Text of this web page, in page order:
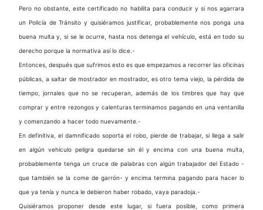
Pero no obstante, este certificado no habilita para conducir y si nos agarrara
un Policía de Tránsito y quisiéramos justificar, probablemente nos ponga una
buena multa y, si se le ocurre, hasta nos detenga el vehículo, está en todo su
derecho porque la normativa así lo dice.-
Entonces, después que sufrimos esto es que empezamos a recorrer las oficinas
públicas, a saltar de mostrador en mostrador, es otro tema viejo, la pérdida de
tiempo, jornales que no se recuperan, además de los timbres que hay que
comprar y entre rezongos y calenturas terminamos pagando en una ventanilla
y comenzando a hacer todo nuevamente.-
En definitiva, el damnificado soporta el robo, pierde de trabajar, si llega a salir
en algún vehículo peligra quedarse sin él y encima con una buena multa,
probablemente tenga un cruce de palabras con algún trabajador del Estado -
que también se la come de garrón- y encima termina pagando para hacer lo
que ya tenía y nunca le debieron haber robado, vaya paradoja.-
Quisiéramos proponer desde este lugar, si fuera posible, como primera